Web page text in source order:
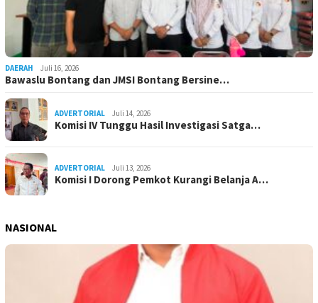
DAERAH Juli 16, 2026
Bawaslu Bontang dan JMSI Bontang Bersine…
ADVERTORIAL Juli 14, 2026
Komisi IV Tunggu Hasil Investigasi Satga…
ADVERTORIAL Juli 13, 2026
Komisi I Dorong Pemkot Kurangi Belanja A…
NASIONAL